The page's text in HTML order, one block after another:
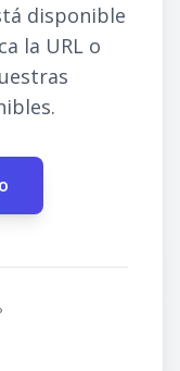
disponible
la URL o